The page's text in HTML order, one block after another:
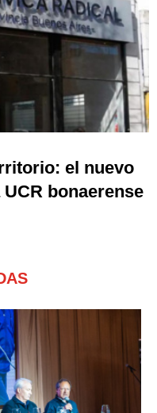
el nuevo
bonaerense